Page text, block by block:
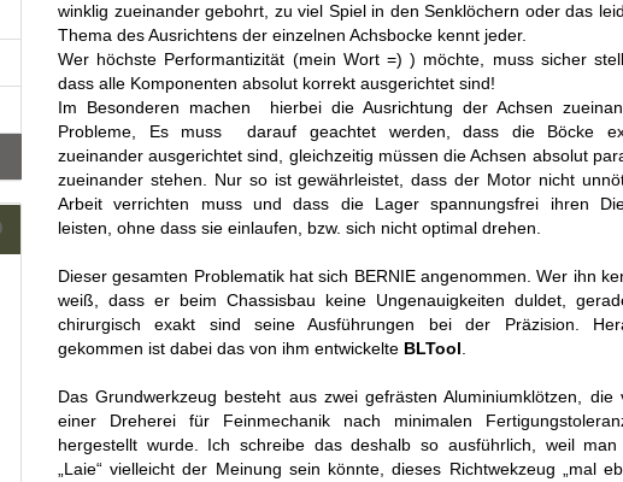
winklig zueinander gebohrt, zu viel Spiel in den Senklöchern oder das
Thema des Ausrichtens der einzelnen Achsbocke kennt jeder.
Wer höchste Performantizität (mein Wort =) ) möchte, muss sicher
dass alle Komponenten absolut korrekt ausgerichtet sind!
Im Besonderen machen hierbei die Ausrichtung der Achsen
Probleme, Es muss darauf geachtet werden, dass die Böcke
zueinander ausgerichtet sind, gleichzeitig müssen die Achsen absolut
zueinander stehen. Nur so ist gewährleistet, dass der Motor nicht
Arbeit verrichten muss und dass die Lager spannungsfrei ihren
leisten, ohne dass sie einlaufen, bzw. sich nicht optimal drehen.
Dieser gesamten Problematik hat sich BERNIE angenommen. Wer ihn
weiß, dass er beim Chassisbau keine Ungenauigkeiten duldet,
chirurgisch exakt sind seine Ausführungen bei der Präzision.
gekommen ist dabei das von ihm entwickelte BLTool
Das Grundwerkzeug besteht aus zwei gefrästen Aluminiumklötzen, die
einer Dreherei für Feinmechanik nach minimalen
hergestellt wurde. Ich schreibe das deshalb so ausführlich, weil man
„Laie“ vielleicht der Meinung sein könnte, dieses Richtwekzeug „mal